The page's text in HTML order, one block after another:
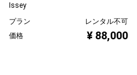
Issey
プラン
レンタル不可
価格
¥ 88,000